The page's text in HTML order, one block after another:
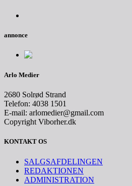
annonce
Arlo Medier
2680 Solrød Strand
Telefon: 4038 1501
E-mail: arlomedier@gmail.com
Copyright Viborher.dk
KONTAKT OS
SALGSAFDELINGEN
REDAKTIONEN
ADMINISTRATION